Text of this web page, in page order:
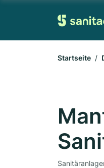
Startseite